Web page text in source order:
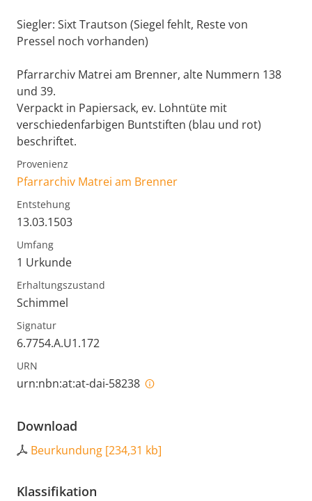
Siegler: Sixt Trautson (Siegel fehlt, Reste von
Pressel noch vorhanden)
Pfarrarchiv Matrei am Brenner, alte Nummern 138
und 39.
Verpackt in Papiersack, ev. Lohntüte mit
verschiedenfarbigen Buntstiften (blau und rot)
beschriftet.
Provenienz
Pfarrarchiv Matrei am Brenner
Entstehung
13.03.1503
Umfang
1 Urkunde
Erhaltungszustand
Schimmel
Signatur
6.7754.A.U1.172
URN
urn:nbn:at:at-dai-58238
Download
Beurkundung [234,31 kb]
Klassifikation